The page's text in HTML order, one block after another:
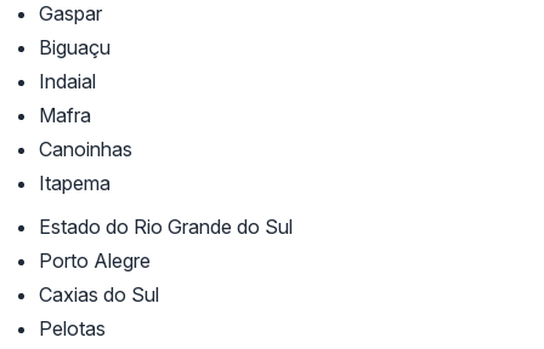
Gaspar
Biguaçu
Indaial
Mafra
Canoinhas
Itapema
Estado do Rio Grande do Sul
Porto Alegre
Caxias do Sul
Pelotas